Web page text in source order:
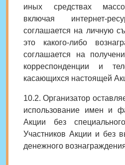
иных средствах
включая интернет-
соглашается на личную
это какого-либо
соглашается на
корреспонденции и
касающихся настоящей
10.2. Организатор
использование имен и
Акции без
Участников Акции и без
денежного